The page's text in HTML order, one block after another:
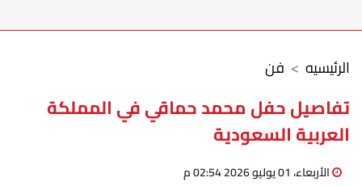
فن الرئيسيه
تفاصيل حفل محمد حماقي في المملكة
العربية السعودية
الأربعاء، 01 يوليو 2026 02:54 م